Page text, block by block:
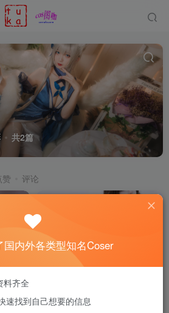
共2篇
赞 评论
美
感
释毒舌偶像的冷艳与性感
国内外各类型知名Coser
料齐全
速找到自己想要的信息